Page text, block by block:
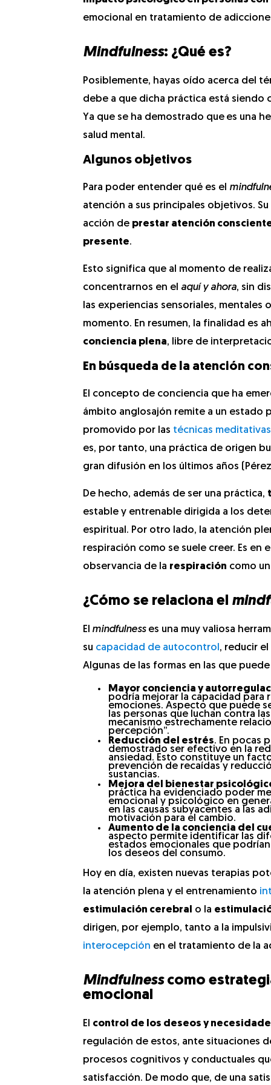
emocional en tratamiento de
Mindfulness: ¿Qué es?
Posiblemente, hayas oído acerca del
debe a que dicha práctica está
Ya que se ha demostrado que es una
salud mental.
Algunos objetivos
Para poder entender qué es el
atención a sus principales objetivos.
acción de prestar atención
presente.
Esto significa que al momento de
concentrarnos en el aquí y ahora, sin
las experiencias sensoriales, mentales
momento. En resumen, la finalidad es
conciencia plena, libre de
En búsqueda de la atención
El concepto de conciencia que ha
ámbito anglosajón remite a un estado
promovido por las técnicas
es, por tanto, una práctica de origen
gran difusión en los últimos años
De hecho, además de ser una práctica,
estable y entrenable dirigida a los
espiritual. Por otro lado, la atención
respiración como se suele creer. Es
observancia de la respiración como
¿Cómo se relaciona el
El mindfulnesses una muy valiosa
su capacidad de autocontrol , reducir
Algunas de las formas en las que
Mayor conciencia y
podría mejorar la capacidad para
emociones. Aspecto que puede
las personas que luchan contra
mecanismo estrechamente
percepción”.
Reducción del estrés. En pocas
demostrado ser efectivo en la
ansiedad. Esto constituye un
prevención de recaídas y
sustancias.
Mejora del bienestar
práctica ha evidenciado poder
emocional y psicológico en
en las causas subyacentes a las
motivación para el cambio.
Aumento de la conciencia del
aspecto permite identificar las
estados emocionales que
los deseos del consumo.
Hoy en día, existen nuevas terapias
la atención plena y el entrenamiento
estimulación cerebral
o la
dirigen, por ejemplo, tanto a la
interocepción en el tratamiento de la
Mindfulnesscomo
emocional
El control de los deseos y
regulación de estos, ante situaciones
procesos cognitivos y conductuales
satisfacción. De modo que, de una